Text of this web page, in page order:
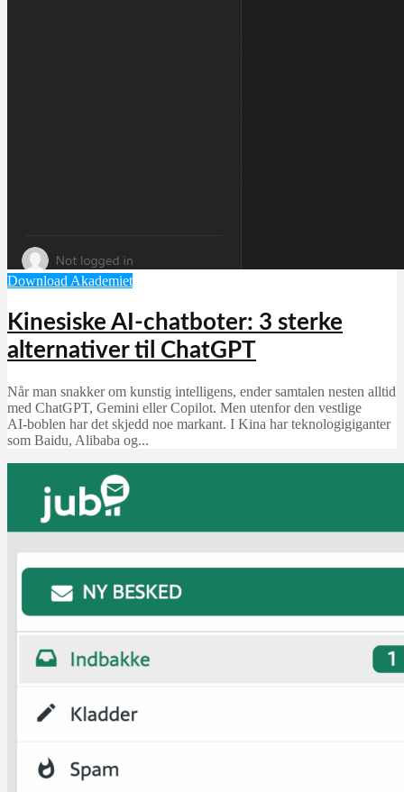
Download Akademiet
Kinesiske AI-chatboter: 3 sterke
alternativer til ChatGPT
Når man snakker om kunstig intelligens, ender samtalen nesten alltid
med ChatGPT, Gemini eller Copilot. Men utenfor den vestlige
AI‑boblen har det skjedd noe markant. I Kina har teknologigiganter
som Baidu, Alibaba og...